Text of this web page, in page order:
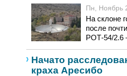
Пн, Ноябрь
На склоне
после
РОТ-54/2.6
Начато
краха Аресибо